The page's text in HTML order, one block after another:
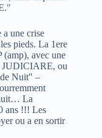
une crise
pieds. La 1ere
(amp), avec une
JUDICIARE, ou
Nuit" –
La
ans !!! Les
ou a en sortir